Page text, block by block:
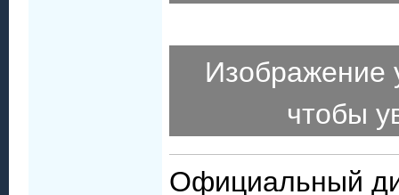
чтобы
Официальный